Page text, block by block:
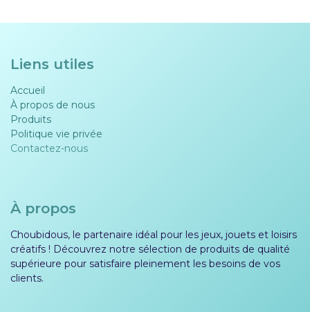
Liens utiles
Accueil
À propos de nous
Produits
Politique vie privée​​
Contactez-nous
À propos
Choubidous, le partenaire idéal pour les jeux, jouets et loisirs
créatifs ! Découvrez notre sélection de produits de qualité
supérieure pour satisfaire pleinement les besoins de vos
clients.